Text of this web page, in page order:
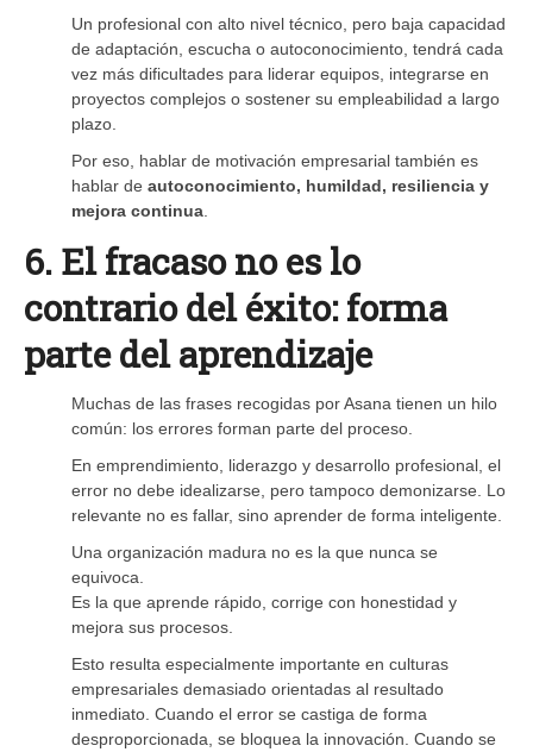
Un profesional con alto nivel técnico, pero baja capacidad
de adaptación, escucha o autoconocimiento, tendrá cada
vez más dificultades para liderar equipos, integrarse en
proyectos complejos o sostener su empleabilidad a largo
plazo.
Por eso, hablar de motivación empresarial también es
hablar de autoconocimiento, humildad, resiliencia y
mejora continua
6. El fracaso no es lo
contrario del éxito: forma
parte del aprendizaje
Muchas de las frases recogidas por Asana tienen un hilo
común: los errores forman parte del proceso.
En emprendimiento, liderazgo y desarrollo profesional, el
error no debe idealizarse, pero tampoco demonizarse. Lo
relevante no es fallar, sino aprender de forma inteligente.
Una organización madura no es la que nunca se
equivoca.
Es la que aprende rápido, corrige con honestidad y
mejora sus procesos.
Esto resulta especialmente importante en culturas
empresariales demasiado orientadas al resultado
inmediato. Cuando el error se castiga de forma
desproporcionada, se bloquea la innovación. Cuando se